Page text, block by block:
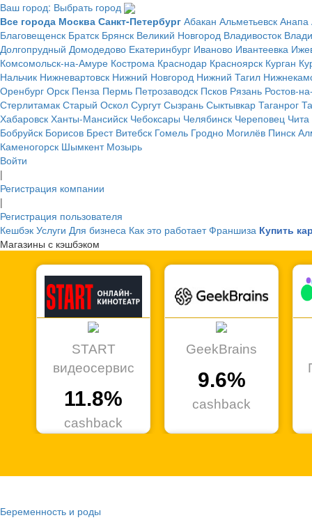
Ваш город: Выбрать город
Все города Москва Санкт-Петербург Абакан Альметьевск Анапа
Благовещенск Братск Брянск Великий Новгород Владивосток
Долгопрудный Домодедово Екатеринбург Иваново Ивантеевка
Комсомольск-на-Амуре Кострома Краснодар Красноярск Курган
Нальчик Нижневартовск Нижний Новгород Нижний Тагил
Оренбург Орск Пенза Пермь Петрозаводск Псков Рязань Ростов-
Стерлитамак Старый Оскол Сургут Сызрань Сыктывкар Таганрог
Хабаровск Ханты-Мансийск Чебоксары Челябинск Череповец Чита
Бобруйск Борисов Брест Витебск Гомель Гродно Могилёв Пинск
Каменогорск Шымкент Мозырь
Войти
|
Регистрация компании
|
Регистрация пользователя
Кешбэк Услуги Для бизнеса Как это работает Франшиза Купить
Магазины с кэшбэком
START
видеосервис
11.8%
cashback
GeekBrains
9.6%
cashback
Беременность и роды